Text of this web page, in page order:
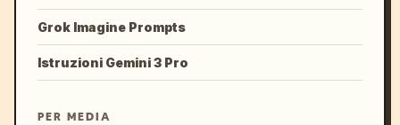
Grok Imagine Prompts
Istruzioni Gemini 3 Pro
PER MEDIA